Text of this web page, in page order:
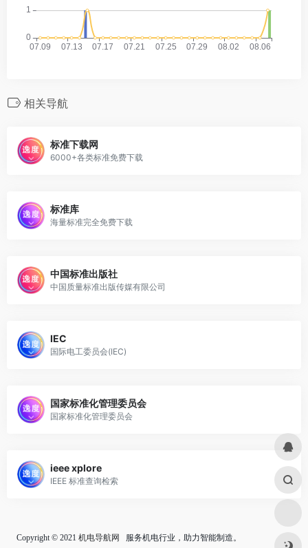
相关导航
标准下载网
6000+各类标准免费下载
标准库
海量标准完全免费下载
中国标准出版社
中国质量标准出版传媒有限公司
IEC
国际电工委员会(IEC)
国家标准化管理委员会
国家标准化管理委员会
ieee xplore
IEEE 标准查询检索
Copyright © 2021 机电导航网 服务机电行业，助力智能制造。